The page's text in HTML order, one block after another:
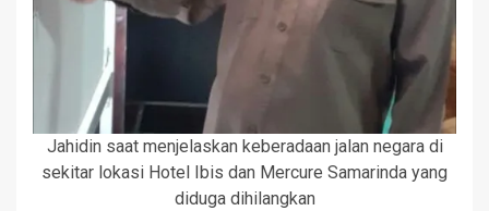
Jahidin saat menjelaskan keberadaan jalan negara di
sekitar lokasi Hotel Ibis dan Mercure Samarinda yang
diduga dihilangkan